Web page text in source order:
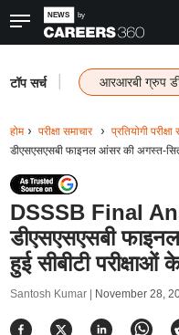
टॉप सर्च आरआरबी ग्रुप
होम परीक्षा समाचार प्रतियोगी परीक्षा
डीएसएसएसबी फाइनल आंसर की अगस्त-
DSSSB Final
डीएसएसएसबी
हुई सीबीटी परीक्षाओं
Santosh Kumar | November 28,